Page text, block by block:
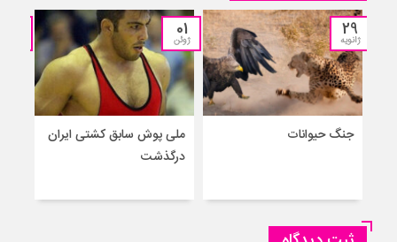
29
ژانویه
جنگ حیوانات
01
ژوئن
ملی پوش سابق کشتی ایران
درگذشت